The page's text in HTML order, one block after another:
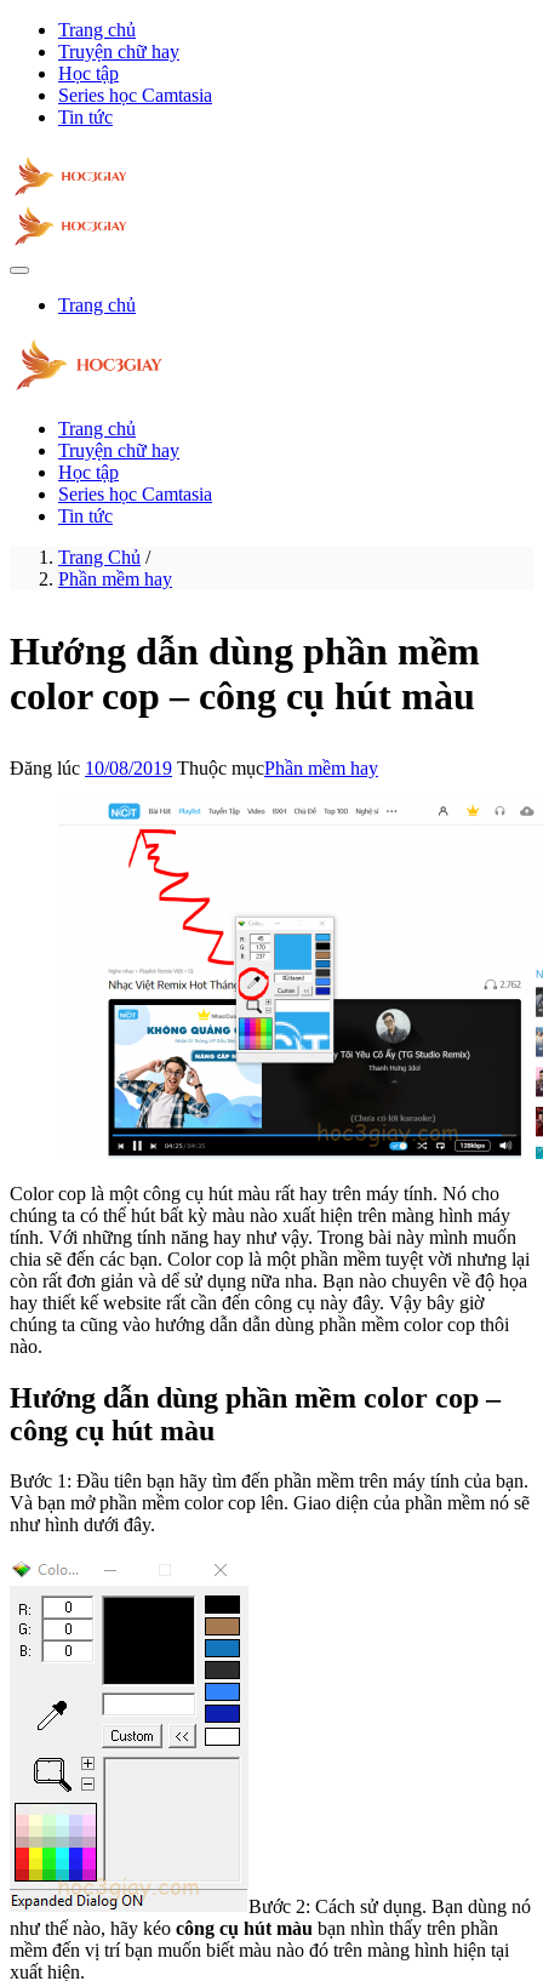
Trang chủ
Truyện chữ hay
Học tập
Series học Camtasia
Tin tức
Trang chủ
Trang chủ
Truyện chữ hay
Học tập
Series học Camtasia
Tin tức
Trang Chủ /
Phần mềm hay
Hướng dẫn dùng phần mềm
color cop – công cụ hút màu
Đăng lúc 10/08/2019 Thuộc mụcPhần mềm hay
Color cop là một công cụ hút màu rất hay trên máy tính. Nó cho
chúng ta có thể hút bất kỳ màu nào xuất hiện trên màng hình máy
tính. Với những tính năng hay như vậy. Trong bài này mình muốn
chia sẽ đến các bạn. Color cop là một phần mềm tuyệt vời nhưng lại
còn rất đơn giản và dể sử dụng nữa nha. Bạn nào chuyên về độ họa
hay thiết kế website rất cần đến công cụ này đây. Vậy bây giờ
chúng ta cũng vào hướng dẫn dẫn dùng phần mềm color cop thôi
nào.
Hướng dẫn dùng phần mềm color cop –
công cụ hút màu
Bước 1: Đầu tiên bạn hãy tìm đến phần mềm trên máy tính của bạn.
Và bạn mở phần mềm color cop lên. Giao diện của phần mềm nó sẽ
như hình dưới đây.
Bước 2: Cách sử dụng. Bạn dùng nó
như thế nào, hãy kéo công cụ hút màu bạn nhìn thấy trên phần
mềm đến vị trí bạn muốn biết màu nào đó trên màng hình hiện tại
xuất hiện.